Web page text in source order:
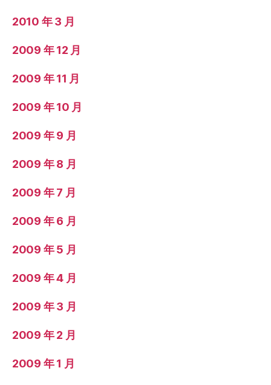
2010 年 3 月
2009 年 12 月
2009 年 11 月
2009 年 10 月
2009 年 9 月
2009 年 8 月
2009 年 7 月
2009 年 6 月
2009 年 5 月
2009 年 4 月
2009 年 3 月
2009 年 2 月
2009 年 1 月